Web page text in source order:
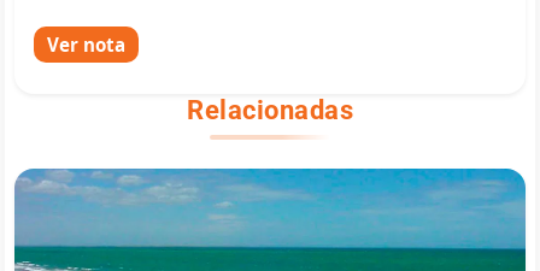
Ver nota
Relacionadas